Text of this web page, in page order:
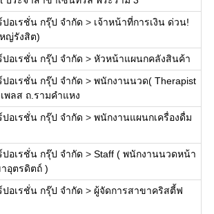
อเรชั่น กรุ๊ป จำกัด > เจ้าหน้าที่การเงิน ด่วน!
ญ่รังสิต)
อเรชั่น กรุ๊ป จำกัด > หัวหน้าแผนกคลังสินค้า
อเรชั่น กรุ๊ป จำกัด > พนักงานนวด( Therapist
พลส ถ.รามคำแหง
อเรชั่น กรุ๊ป จำกัด > พนักงานแผนกเครื่องดื่ม
อเรชั่น กรุ๊ป จำกัด > Staff ( พนักงานนวดหน้า
อุตรดิตถ์ )
อเรชั่น กรุ๊ป จำกัด > ผู้จัดการสาขาคริสตี้ฟ